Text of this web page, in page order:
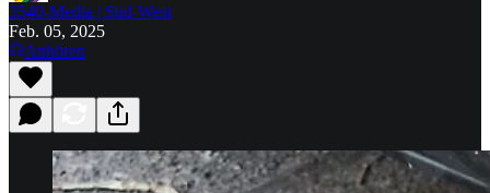
3540-Media | Süd-West
Feb. 05, 2025
Anhören